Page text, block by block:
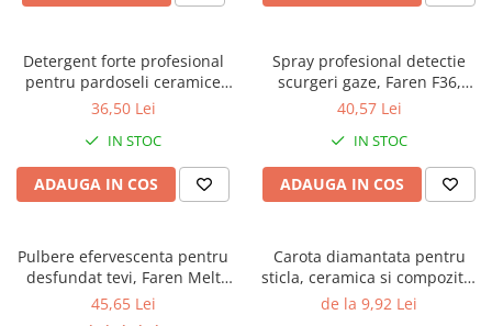
Detergent forte profesional
pentru pardoseli ceramice
sau piatra, Faren Power
36,50 Lei
IN STOC
ADAUGA IN COS
Spray profesional detectie
scurgeri gaze, Faren F36,
400ml
40,57 Lei
IN STOC
ADAUGA IN COS
Pulbere efervescenta pentru
desfundat tevi, Faren Melt
Strong, 600g
45,65 Lei
Carota diamantata pentru
sticla, ceramica si compozite,
cu prindere universala, Gher
de la 9,92 Lei